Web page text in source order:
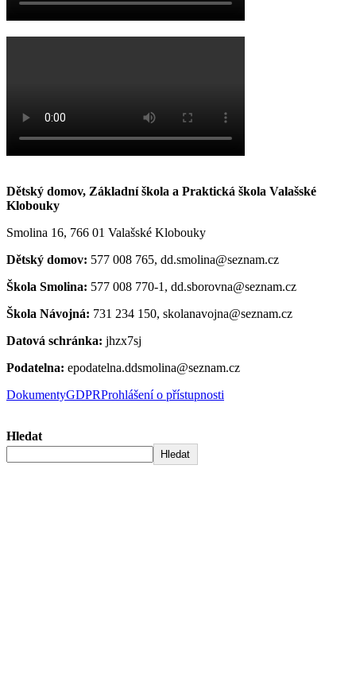
Dětský domov, Základní škola a Praktická škola Valašské
Klobouky
Smolina 16, 766 01 Valašské Klobouky
Dětský domov: 577 008 765, dd.smolina@seznam.cz
Škola Smolina: 577 008 770-1, dd.sborovna@seznam.cz
Škola Návojná: 731 234 150, skolanavojna@seznam.cz
Datová schránka: jhzx7sj
Podatelna: epodatelna.ddsmolina@seznam.cz
DokumentyGDPRProhlášení o přístupnosti
Hledat
Hledat